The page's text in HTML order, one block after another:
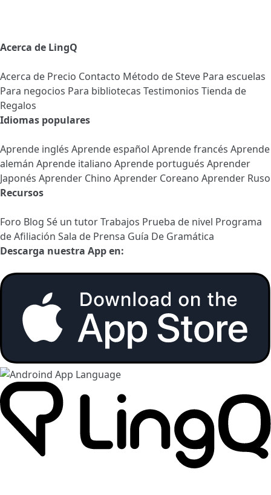
Acerca de LingQ
Acerca de Precio Contacto Método de Steve Para escuelas
Para negocios Para bibliotecas Testimonios Tienda de
Regalos
Idiomas populares
Aprende inglés Aprende español Aprende francés Aprende
alemán Aprende italiano Aprende portugués Aprender
Japonés Aprender Chino Aprender Coreano Aprender Ruso
Recursos
Foro Blog Sé un tutorTrabajos Prueba de nivel Programa
de Afiliación Sala de Prensa Guía De Gramática
Descarga nuestra App en: